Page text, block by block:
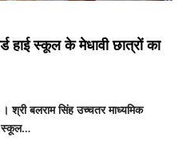
हाई स्कूल के मेधावी छात्रों का
बलराम सिंह उच्चतर माध्यमिक
स्कूल…